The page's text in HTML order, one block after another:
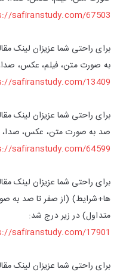
safiranstudy.com/67503/
برای راحتی شما عزیزان لینک
به صورت متن، فیلم، عکس،
safiranstudy.com/13409/
برای راحتی شما عزیزان لینک
صد به صورت متن، عکس، صدا،
safiranstudy.com/64599/
برای راحتی شما عزیزان لینک
ها+شرایط) (از صفر تا صد به
متداول) در زیر درج شد:
safiranstudy.com/17901/
برای راحتی شما عزیزان لینک